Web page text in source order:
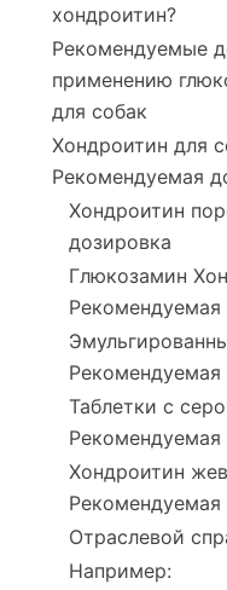
хондроитин?
Рекомендуемые
применению
для собак
Хондроитин для
Рекомендуемая
Хондроитин
дозировка
Глюкозамин
Рекомендуемая
Рекомендуемая
Таблетки с
Рекомендуемая
Хондроитин
Рекомендуемая
Отраслевой
Например: